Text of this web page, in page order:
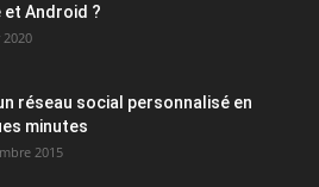
et Android ?
réseau social personnalisé en
minutes
2015